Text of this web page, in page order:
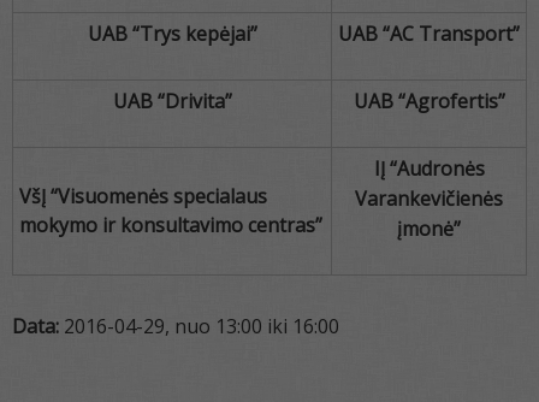
UAB “Trys kepėjai” UAB “AC Transport”
UAB “Drivita” UAB “Agrofertis”
VšĮ “Visuomenės specialaus
mokymo ir konsultavimo centras”
IĮ “Audronės
Varankevičienės
įmonė”
Data: 2016-04-29, nuo 13:00 iki 16:00